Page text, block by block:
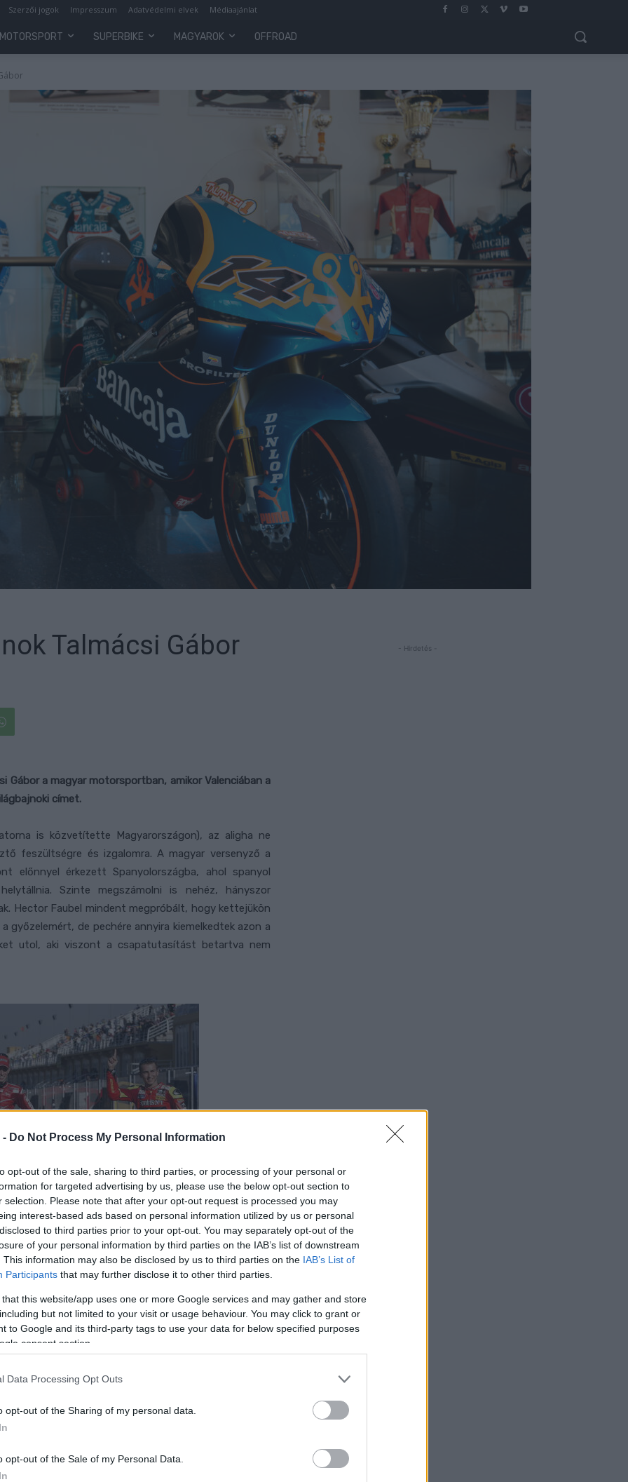
- Do Not Process My Personal Information
opt-out of the sale, sharing to third parties, or processing of your personal or
for targeted advertising by us, please use the below opt-out section to
selection. Please note that after your opt-out request is processed you may
interest-based ads based on personal information utilized by us or personal
to third parties prior to your opt-out. You may separately opt-out of the
of your personal information by third parties on the IAB’s list of downstream
This information may also be disclosed by us to third parties on the IAB’s List of
Participants that may further disclose it to other third parties.
that this website/app uses one or more Google services and may gather and store
but not limited to your visit or usage behaviour. You may click to grant or
to Google and its third-party tags to use your data for below specified purposes
consent section.
Data Processing Opt Outs
opt-out of the Sharing of my personal data.
opt-out of the Sale of my Personal Data.
Szerzői jogok Impresszum Adatvédelmi elvek Médiaajánlat
MOTORSPORT SUPERBIKE MAGYAROK OFFROAD
Talmácsi Gábor
a magyar motorsportban, amikor Valenciában a
címet.
is közvetítette Magyarországon), az aligha ne
feszültségre és izgalomra. A magyar versenyző a
érkezett Spanyolországba, ahol spanyol
Szinte megszámolni is nehéz, hányszor
Hector Faubel mindent megpróbált, hogy kettejükön
győzelemért, de pechére annyira kiemelkedtek azon a
utol, aki viszont a csapatutasítást betartva nem
ami elégnek bizonyult a világbajnoki címhez. Ezzel ő
a sportág 1949 óta íródó történelmében.
hiszen Casey Stoner és Jorge Lorenzo
mellé egy magyar versenyző motorját állították ki.
- Hirdetés -